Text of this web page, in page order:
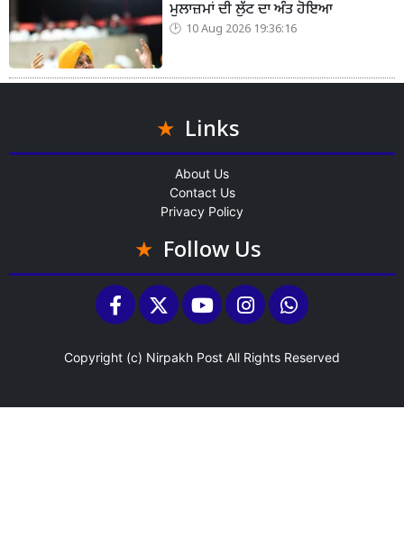
ਮੁਲਾਜ਼ਮਾਂ ਦੀ ਲੁੱਟ ਦਾ ਅੰਤ ਹੋਇਆ
10 Aug 2026 19:36:16
Links
About Us
Contact Us
Privacy Policy
Follow Us
Copyright (c) Nirpakh Post All Rights Reserved